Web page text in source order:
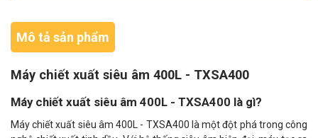
Mô tả sản phẩm
Máy chiết xuất siêu âm 400L - TXSA400
Máy chiết xuất siêu âm 400L - TXSA400 là gì?
Máy chiết xuất siêu âm 400L - TXSA400 là một đột phá trong công